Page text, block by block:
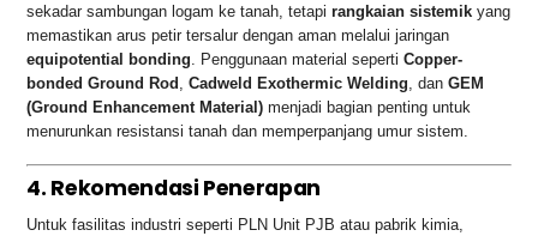
sekadar sambungan logam ke tanah, tetapirangkaian sistemik yang
memastikan arus petir tersalur dengan aman melalui jaringan
equipotential bonding . Penggunaan material sepertiCopper-
bonded Ground Rod
,Cadweld Exothermic Welding , danGEM
(Ground Enhancement Material) menjadi bagian penting untuk
menurunkan resistansi tanah dan memperpanjang umur sistem.
4. Rekomendasi Penerapan
Untuk fasilitas industri seperti PLN Unit PJB atau pabrik kimia,